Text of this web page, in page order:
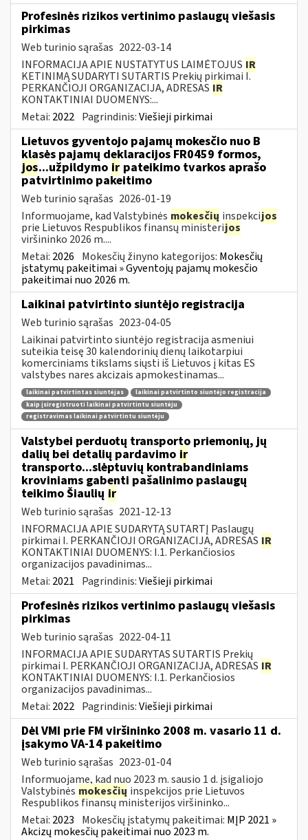
Profesinės rizikos vertinimo paslaugų viešasis
pirkimas
Web turinio sąrašas 2022-03-14
INFORMACIJA APIE NUSTATYTUS LAIMĖTOJUS IR
KETINIMĄ SUDARYTI SUTARTIS Prekių pirkimai I.
PERKANČIOJI ORGANIZACIJA, ADRESAS IR
KONTAKTINIAI DUOMENYS:...
Metai: 2022 Pagrindinis:Viešieji pirkimai
Lietuvos gyventojo pajamų mokesčio nuo B
klasės pajamų deklaracijos FR0459 formos,
jos...užpildymo ir pateikimo tvarkos aprašo
patvirtinimo pakeitimo
Web turinio sąrašas 2026-01-19
Informuojame, kad Valstybinės mokesčių inspekcijos
prie Lietuvos Respublikos finansų ministerijos
viršininko 2026 m....
Metai: 2026 Mokesčių žinyno kategorijos: Mokesčių
įstatymų pakeitimai » Gyventojų pajamų mokesčio
pakeitimai nuo 2026 m.
Laikinai patvirtinto siuntėjo registracija
Web turinio sąrašas 2023-04-05
Laikinai patvirtinto siuntėjo registracija asmeniui
suteikia teisę 30 kalendorinių dienų laikotarpiui
komerciniams tikslams siųsti iš Lietuvos į kitas ES
valstybes nares akcizais apmokestinamas...
laikinai patvirtintas siuntėjas
laikinai patvirtinto siuntėjo registracija
kaip įsiregistruoti laikinai patvirtintu siuntėju
registravimas laikinai patvirtintu siuntėju
Valstybei perduotų transporto priemonių, jų
dalių bei detalių pardavimo ir
transporto...slėptuvių kontrabandiniams
kroviniams gabenti pašalinimo paslaugų
teikimo Šiaulių ir
Web turinio sąrašas 2021-12-13
INFORMACIJA APIE SUDARYTĄ SUTARTĮ Paslaugų
pirkimai I. PERKANČIOJI ORGANIZACIJA, ADRESAS IR
KONTAKTINIAI DUOMENYS: I.1. Perkančiosios
organizacijos pavadinimas...
Metai: 2021 Pagrindinis:Viešieji pirkimai
Profesinės rizikos vertinimo paslaugų viešasis
pirkimas
Web turinio sąrašas 2022-04-11
INFORMACIJA APIE SUDARYTAS SUTARTIS Prekių
pirkimai I. PERKANČIOJI ORGANIZACIJA, ADRESAS IR
KONTAKTINIAI DUOMENYS: I.1. Perkančiosios
organizacijos pavadinimas...
Metai: 2022 Pagrindinis:Viešieji pirkimai
Dėl VMI prie FM viršininko 2008 m. vasario 11 d.
įsakymo VA-14 pakeitimo
Web turinio sąrašas 2023-01-04
Informuojame, kad nuo 2023 m. sausio 1 d. įsigaliojo
Valstybinės mokesčių inspekcijos prie Lietuvos
Respublikos finansų ministerijos viršininko...
Metai: 2023 Mokesčių įstatymų pakeitimai: MĮP 2021 »
Akcizų mokesčių pakeitimai nuo 2023 m.